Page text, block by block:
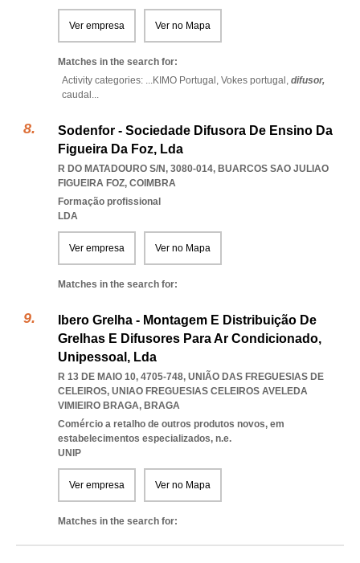
Ver empresa Ver no Mapa
Matches in the search for:
Activity categories: ...KIMO Portugal, Vokes portugal, difusor,
caudal ...
Sodenfor - Sociedade Difusora De Ensino Da
Figueira Da Foz, Lda
R DO MATADOURO S/N, 3080-014, BUARCOS SAO JULIAO
FIGUEIRA FOZ, COIMBRA
Formação profissional
LDA
Ver empresa Ver no Mapa
Matches in the search for:
Ibero Grelha - Montagem E Distribuição De
Grelhas E Difusores Para Ar Condicionado,
Unipessoal, Lda
R 13 DE MAIO 10, 4705-748, UNIÃO DAS FREGUESIAS DE
CELEIROS, UNIAO FREGUESIAS CELEIROS AVELEDA
VIMIEIRO BRAGA, BRAGA
Comércio a retalho de outros produtos novos, em
estabelecimentos especializados, n.e.
UNIP
Ver empresa Ver no Mapa
Matches in the search for: